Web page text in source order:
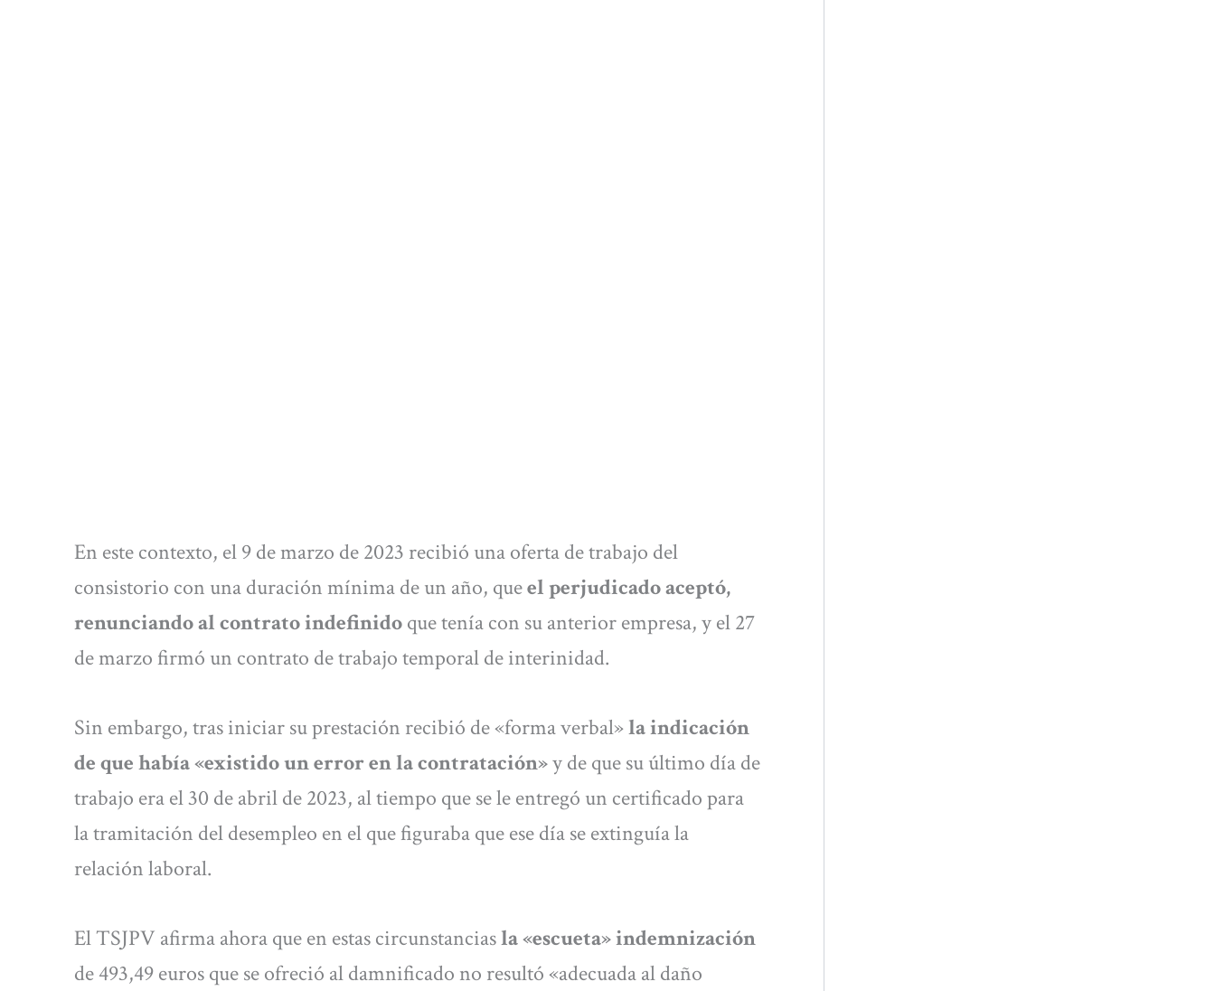
En este contexto, el 9 de marzo de 2023 recibió una oferta de trabajo del
consistorio con una duración mínima de un año, queel perjudicado aceptó,
renunciando al contrato indefinidoque tenía con su anterior empresa, y el 27
de marzo firmó un contrato de trabajo temporal de interinidad.
Sin embargo, tras iniciar su prestación recibió de «forma verbal»la indicación
de que había «existido un error en la contratación»y de que su último día de
trabajo era el 30 de abril de 2023, al tiempo que se le entregó un certificado para
la tramitación del desempleo en el que figuraba que ese día se extinguía la
relación laboral.
El TSJPV afirma ahora que en estas circunstanciasla «escueta» indemnización
de 493,49 euros que se ofreció al damnificado no resultó «adecuada al daño